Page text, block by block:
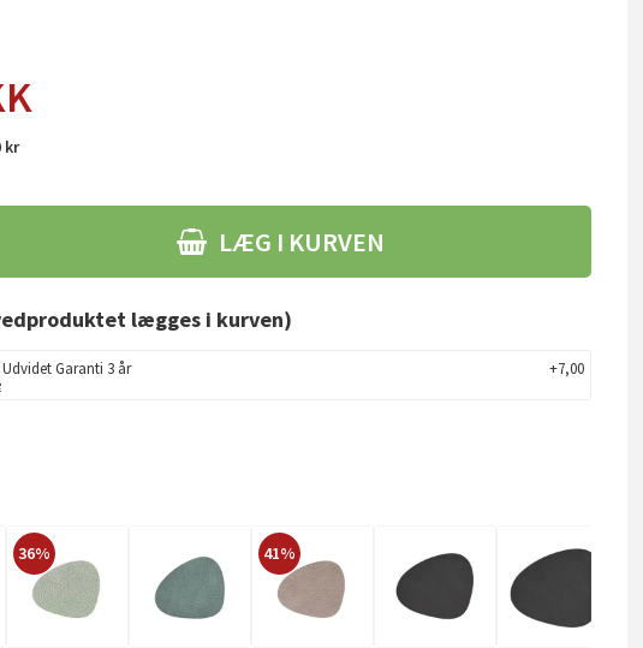
kr
LÆG I KURVEN
lægges i kurven)
Garanti 3 år +7,00
36% 41%